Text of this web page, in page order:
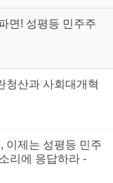
면! 성평등 민주주
청산과 사회대개혁
이제는 성평등 민주
리에 응답하라 -